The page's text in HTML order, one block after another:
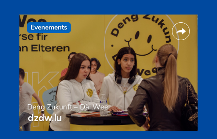
Evenements
Deng Zukunft – Däi Wee
dzdw.lu